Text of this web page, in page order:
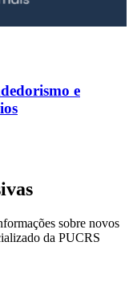
e
sobre novos
da PUCRS